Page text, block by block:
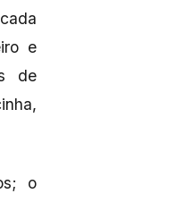
e
de
o